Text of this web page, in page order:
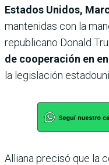
Estados Unidos,
mantenidas con la
republicano Donald
de cooperación en
la legislación
Alliana precisó que la